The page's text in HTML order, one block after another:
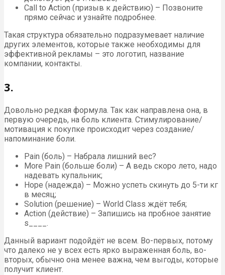
Call to Action (призыв к действию) – Позвоните
прямо сейчас и узнайте подробнее.
Такая структура обязательно подразумевает наличие
других элементов, которые также необходимы для
эффективной рекламы – это логотип, название
компании, контакты.
3.
Довольно редкая формула. Так как направлена она, в
первую очередь, на боль клиента. Стимулирование/
мотивация к покупке происходит через создание/
напоминание боли.
Pain (боль) – Набрала лишний вес?
More Pain (больше боли) – А ведь скоро лето, надо
надевать купальник;
Hope (надежда) – Можно успеть скинуть до 5-ти кг
в месяц;
Solution (решение) – World Class ждёт тебя;
Action (действие) – Запишись на пробное занятие
s____.
Данный вариант подойдёт не всем. Во-первых, потому
что далеко не у всех есть ярко выраженная боль, во-
вторых, обычно она менее важна, чем выгоды, которые
получит клиент.